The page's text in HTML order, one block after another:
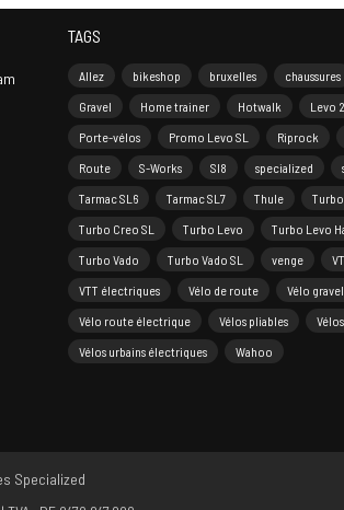
TAGS
Allez bikeshop bruxelles chaussures
Gravel
Home trainer Hotwalk Levo
Porte-vélos
Promo Levo SL Riprock
Route
S-Works Sl8 specialized
Tarmac SL6
Tarmac SL7 Thule
Turbo Creo SL
Turbo Levo Turbo Levo
Turbo Vado
Turbo Vado SL venge
VTT électriques
Vélo de route
Vélo
Vélo route électrique
Vélos pliables
Vélos urbains électriques
Wahoo
Specialized